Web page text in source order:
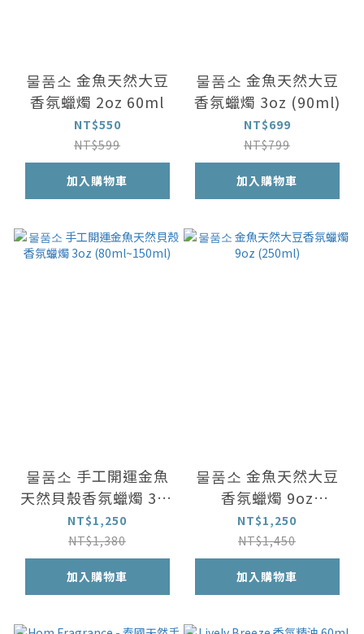
물품소 金魚天然大豆
香氛蠟燭 2oz 60ml
NT$550
NT$599
加入購物車
물품소 金魚天然大豆
香氛蠟燭 3oz (90ml)
NT$699
NT$799
加入購物車
물품소 手工開運金魚
天然貝殼香氛蠟燭 3oz
(80ml~150ml)
NT$1,250
NT$1,380
加入購物車
물품소 金魚天然大豆
香氛蠟燭 9oz
(250ml)
NT$1,250
NT$1,450
加入購物車